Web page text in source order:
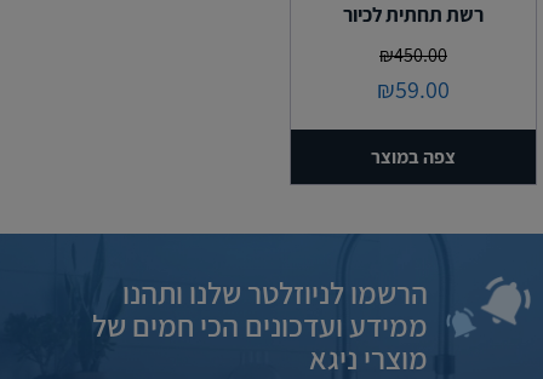
רשת תחתית לכיור
₪450.00
₪59.00
צפה במוצר
הרשמו לניוזלטר שלנו ותהנו
ממידע ועדכונים הכי חמים של
מוצרי ניגא